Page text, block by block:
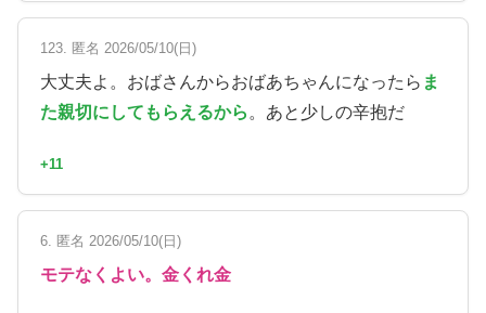
123. 匿名 2026/05/10(日)
大丈夫よ。おばさんからおばあちゃんになったら ま
た親切にしてもらえるから 。あと少しの辛抱だ
+11
6. 匿名 2026/05/10(日)
モテなくよい。金くれ金